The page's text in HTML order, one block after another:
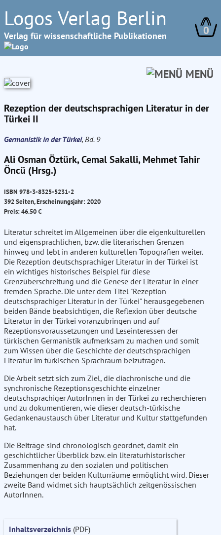
Logos Verlag Berlin
Verlag für wissenschaftliche Publikationen 0
MENÜ
Rezeption der deutschsprachigen Literatur in der
Türkei II
Germanistik in der Türkei, Bd. 9
Ali Osman Öztürk, Cemal Sakalli, Mehmet Tahir
Öncü (Hrsg.)
ISBN 978-3-8325-5231-2
392 Seiten, Erscheinungsjahr: 2020
Preis: 46.50 €
Literatur schreitet im Allgemeinen über die eigenkulturellen
und eigensprachlichen, bzw. die literarischen Grenzen
hinweg und lebt in anderen kulturellen Topografien weiter.
Die Rezeption deutschsprachiger Literatur in der Türkei ist
ein wichtiges historisches Beispiel für diese
Grenzüberschreitung und die Genese der Literatur in einer
fremden Sprache. Die unter dem Titel "Rezeption
deutschsprachiger Literatur in der Türkei" herausgegebenen
beiden Bände beabsichtigen, die Reflexion über deutsche
Literatur in der Türkei voranzubringen und auf
Rezeptionsvoraussetzungen und Leseinteressen der
türkischen Germanistik aufmerksam zu machen und somit
zum Wissen über die Geschichte der deutschsprachigen
Literatur im türkischen Sprachraum beizutragen.
Die Arbeit setzt sich zum Ziel, die diachronische und die
synchronische Rezeptionsgeschichte einzelner
deutschsprachiger AutorInnen in der Türkei zu recherchieren
und zu dokumentieren, wie dieser deutsch-türkische
Gedankenaustausch über Literatur und Kultur stattgefunden
hat.
Die Beiträge sind chronologisch geordnet, damit ein
geschichtlicher Überblick bzw. ein literaturhistorischer
Zusammenhang zu den sozialen und politischen
Beziehungen der beiden Kulturräume ermöglicht wird. Dieser
zweite Band widmet sich hauptsächlich zeitgenössischen
AutorInnen.
Inhaltsverzeichnis (PDF)